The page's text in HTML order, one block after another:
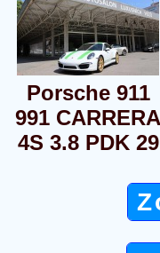
Porsche 911
991 CARRERA
4S 3.8 PDK 29